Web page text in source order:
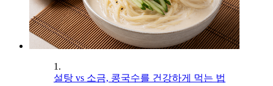
1.
설탕 vs 소금, 콩국수를 건강하게 먹는 법